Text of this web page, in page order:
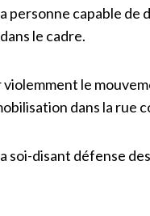
personne capable
le cadre.
le
dans la rue
soi-disant défense